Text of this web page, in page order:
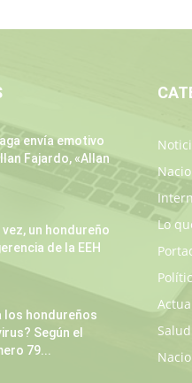
envía emotivo
Fajardo, «Allan
un hondureño
de la EEH
los hondureños
Según el
79...
Lo
Salud